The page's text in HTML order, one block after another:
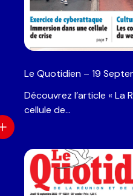
Le Quotidien – 19
Découvrez l’article « La
cellule de…